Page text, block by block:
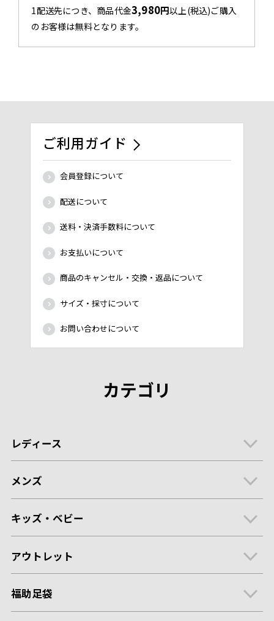
1配送先につき、商品代金3,980円以上(税込)ご購入
のお客様は無料となります。
ご利用ガイド
会員登録について
配送について
送料・決済手数料について
お支払いについて
商品のキャンセル・交換・返品について
サイズ・採寸について
お問い合わせについて
カテゴリ
レディース
メンズ
キッズ・ベビー
アウトレット
福助足袋